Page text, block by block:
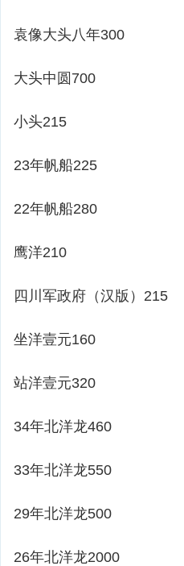
袁像大头八年300
大头中圆700
小头215
23年帆船225
22年帆船280
鹰洋210
四川军政府（汉版）215
坐洋壹元160
站洋壹元320
34年北洋龙460
33年北洋龙550
29年北洋龙500
26年北洋龙2000